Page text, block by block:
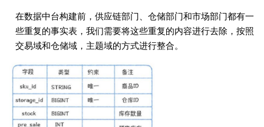
在数据中台构建前，供应链部⻔、仓储部⻔和市场部⻔都有⼀
些重复的事实表，我们需要将这些重复的内容进⾏去除，按照
交易域和仓储域，主题域的⽅式进⾏整合。